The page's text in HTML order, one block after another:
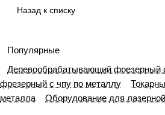
выбору
Назад к списку
Популярные
Деревообрабатывающий фрезерный
фрезерный с чпу по металлу
металла
Оборудование для